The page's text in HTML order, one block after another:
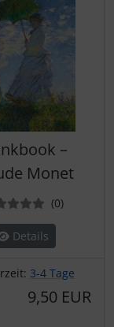
–
Monet
(0)
Details
3-4 Tage
9,50 EUR